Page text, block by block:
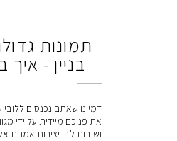
תמונות
בניין - איך
דמיינו שאתם נכנסים ללובי
את פניכם מיידית על ידי
ושובות לב. יצירות אמנות